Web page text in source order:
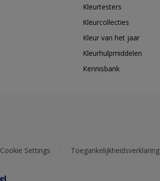
Kleurtesters
Kleurcollecties
Kleur van het jaar
Kleurhulpmiddelen
Kennisbank
Cookie Settings Toegankelijkheidsverklaring